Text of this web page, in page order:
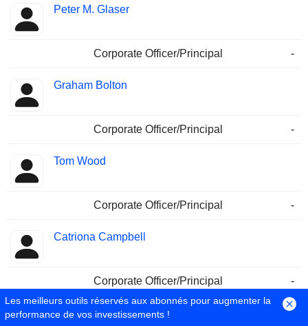
Peter M. Glaser
Corporate Officer/Principal -
Graham Bolton
Corporate Officer/Principal -
Tom Wood
Corporate Officer/Principal -
Catriona Campbell
Corporate Officer/Principal -
Kate Avery
Les meilleurs outils réservés aux abonnés pour augmenter la
performance de vos investissements !